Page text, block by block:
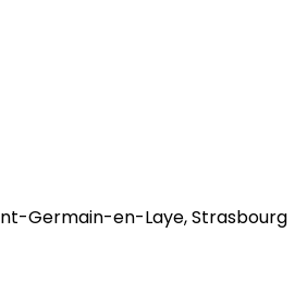
Germain-en-Laye, Strasbourg